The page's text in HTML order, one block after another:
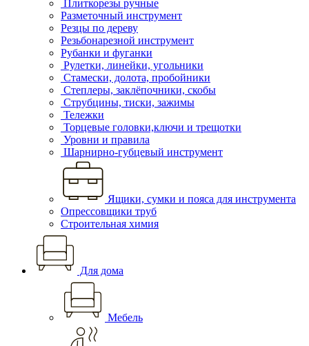
Плиткорезы ручные
Разметочный инструмент
Резцы по дереву
Резьбонарезной инструмент
Рубанки и фуганки
Рулетки, линейки, угольники
Стамески, долота, пробойники
Степлеры, заклёпочники, скобы
Струбцины, тиски, зажимы
Тележки
Торцевые головки,ключи и трещотки
Уровни и правила
Шарнирно-губцевый инструмент
Ящики, сумки и пояса для инструмента
Опрессовщики труб
Строительная химия
Для дома
Мебель